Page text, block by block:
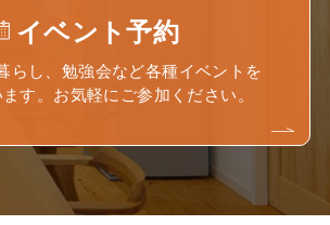
イベント予約
らし、勉強会など各種イベントを
す。お気軽にご参加ください。